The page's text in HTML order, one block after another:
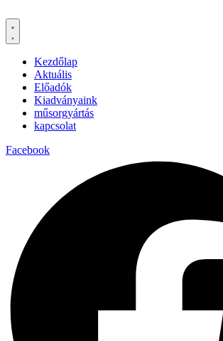
Kezdőlap
Aktuális
Előadók
Kiadványaink
műsorgyártás
kapcsolat
Facebook